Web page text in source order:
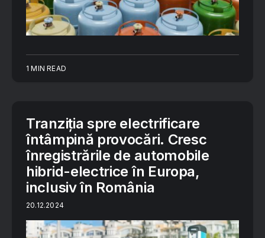
1 MIN READ
Tranziția spre electrificare
întâmpină provocări. Cresc
înregistrările de automobile
hibrid-electrice în Europa,
inclusiv în România
20.12.2024